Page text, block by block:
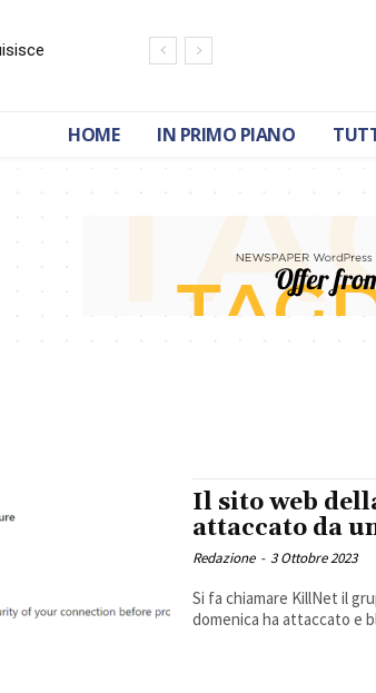
HOME IN PRIMO PIANO
Il sito web
attaccato da
Redazione - 3 Ottobre 2023
Si fa chiamare KillNet il
domenica ha attaccato e